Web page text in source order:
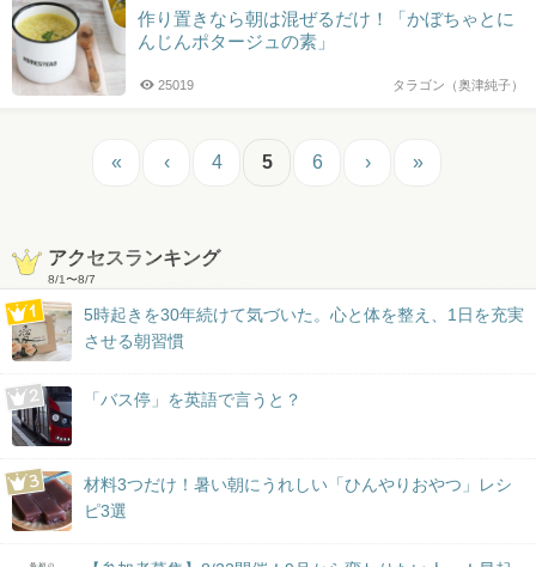
作り置きなら朝は混ぜるだけ！「かぼちゃとに
んじんポタージュの素」
タラゴン（奥津純子）
25019
« ‹ 4 5 6 › »
アクセスランキング
8/1〜8/7
5時起きを30年続けて気づいた。心と体を整え、1日を充実
させる朝習慣
「バス停」を英語で言うと？
材料3つだけ！暑い朝にうれしい「ひんやりおやつ」レシ
ピ3選